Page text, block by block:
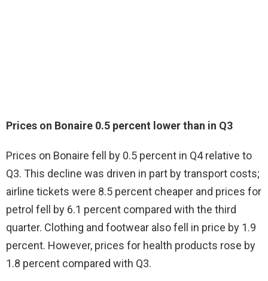
Prices on Bonaire 0.5 percent lower than in Q3
Prices on Bonaire fell by 0.5 percent in Q4 relative to
Q3. This decline was driven in part by transport costs;
airline tickets were 8.5 percent cheaper and prices for
petrol fell by 6.1 percent compared with the third
quarter. Clothing and footwear also fell in price by 1.9
percent. However, prices for health products rose by
1.8 percent compared with Q3.